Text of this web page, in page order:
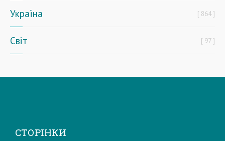
Україна 864
Світ 97
СТОРІНКИ